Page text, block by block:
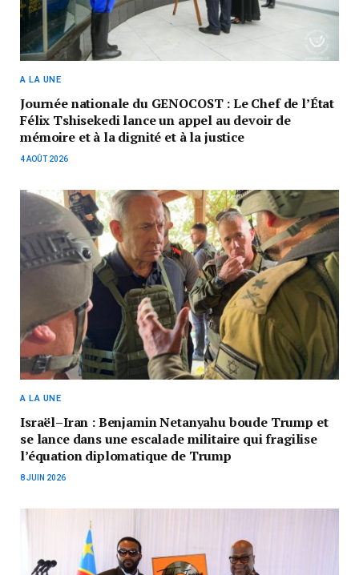
A LA UNE
Journée nationale du GENOCOST : Le Chef de l’État
Félix Tshisekedi lance un appel au devoir de
mémoire et à la dignité et à la justice
4 AOÛT 2026
A LA UNE
Israël–Iran : Benjamin Netanyahu boude Trump et
se lance dans une escalade militaire qui fragilise
l’équation diplomatique de Trump
8 JUIN 2026